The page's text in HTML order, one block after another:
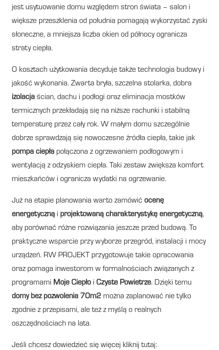
jest usytuowanie domu względem stron świata – salon i
większe przeszklenia od południa pomagają wykorzystać zyski
słoneczne, a mniejsza liczba okien od północy ogranicza
straty ciepła.
O kosztach użytkowania decyduje także technologia budowy i
jakość wykonania. Zwarta bryła, szczelna stolarka, dobra
izolacja ścian, dachu i podłogi oraz eliminacja mostków
termicznych przekładają się na niższe rachunki i stabilną
temperaturę przez cały rok. W małym domu szczególnie
dobrze sprawdzają się nowoczesne źródła ciepła, takie jak
pompa ciepła połączona z ogrzewaniem podłogowym i
wentylacją z odzyskiem ciepła. Taki zestaw zwiększa komfort
mieszkańców i ogranicza wydatki na ogrzewanie.
Już na etapie planowania warto zamówić ocenę
energetyczną i projektowaną charakterystykę energetyczną,
aby porównać różne rozwiązania jeszcze przed budową. To
praktyczne wsparcie przy wyborze przegród, instalacji i mocy
urządzeń. RW PROJEKT przygotowuje takie opracowania
oraz pomaga inwestorom w formalnościach związanych z
programami Moje Ciepło i Czyste Powietrze. Dzięki temu
domy bez pozwolenia 70m2 można zaplanować nie tylko
zgodnie z przepisami, ale też z myślą o realnych
oszczędnościach na lata.
Jeśli chcesz dowiedzieć się więcej kliknij tutaj: